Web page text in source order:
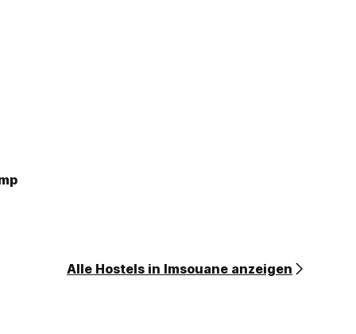
Alle Hostels in Imsouane anzeigen